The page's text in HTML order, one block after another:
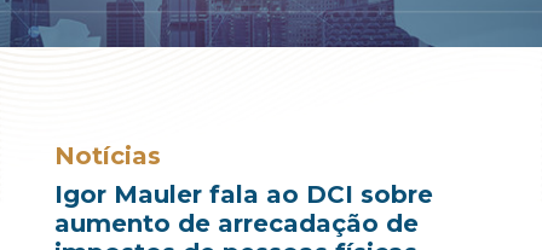
Notícias
Igor Mauler fala ao DCI sobre
aumento de arrecadação de